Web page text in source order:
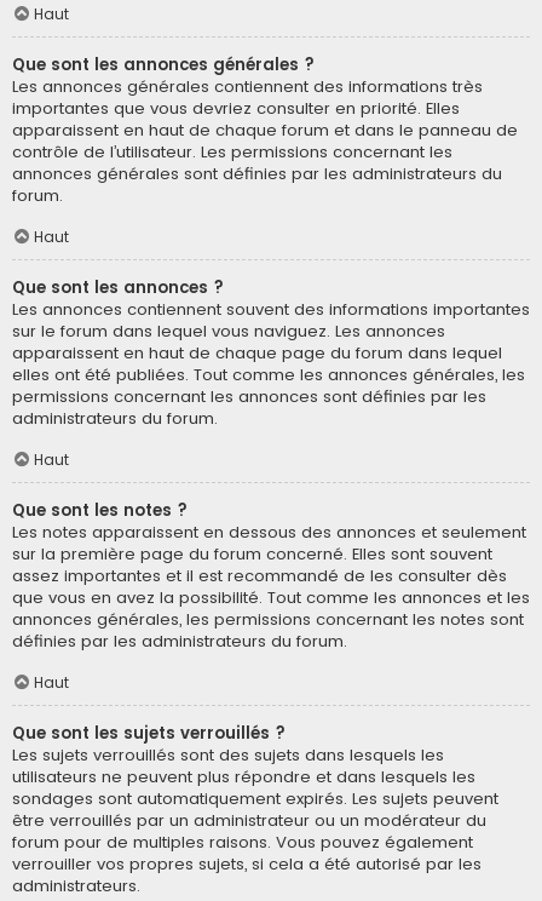
Haut
Que sont les annonces générales ?
Les annonces générales contiennent des informations très
importantes que vous devriez consulter en priorité. Elles
apparaissent en haut de chaque forum et dans le panneau de
contrôle de l’utilisateur. Les permissions concernant les
annonces générales sont définies par les administrateurs du
forum.
Haut
Que sont les annonces ?
Les annonces contiennent souvent des informations importantes
sur le forum dans lequel vous naviguez. Les annonces
apparaissent en haut de chaque page du forum dans lequel
elles ont été publiées. Tout comme les annonces générales, les
permissions concernant les annonces sont définies par les
administrateurs du forum.
Haut
Que sont les notes ?
Les notes apparaissent en dessous des annonces et seulement
sur la première page du forum concerné. Elles sont souvent
assez importantes et il est recommandé de les consulter dès
que vous en avez la possibilité. Tout comme les annonces et les
annonces générales, les permissions concernant les notes sont
définies par les administrateurs du forum.
Haut
Que sont les sujets verrouillés ?
Les sujets verrouillés sont des sujets dans lesquels les
utilisateurs ne peuvent plus répondre et dans lesquels les
sondages sont automatiquement expirés. Les sujets peuvent
être verrouillés par un administrateur ou un modérateur du
forum pour de multiples raisons. Vous pouvez également
verrouiller vos propres sujets, si cela a été autorisé par les
administrateurs.